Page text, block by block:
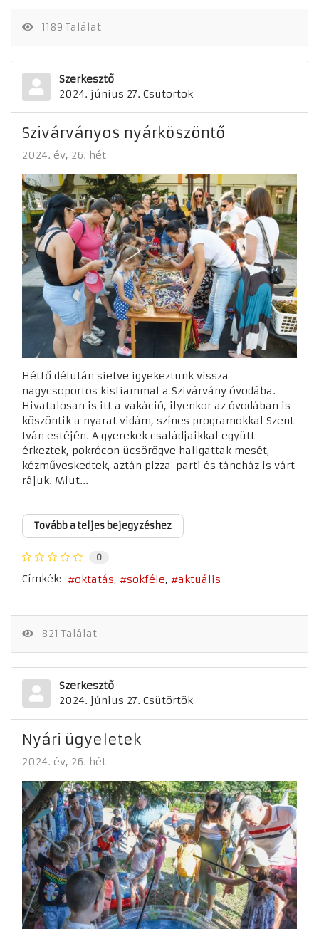
1189 Találat
Szerkesztő
2024. június 27. Csütörtök
Szivárványos nyárköszöntő
2024. év 26. hét
Hétfő délután sietve igyekeztünk vissza
nagycsoportos kisfiammal a Szivárvány óvodába.
Hivatalosan is itt a vakáció, ilyenkor az óvodában is
köszöntik a nyarat vidám, színes programokkal Szent
Iván estéjén. A gyerekek családjaikkal együtt
érkeztek, pokrócon ücsörögve hallgattak mesét,
kézműveskedtek, aztán pizza-parti és táncház is várt
rájuk. Miut...
Tovább a teljes bejegyzéshez
0
Címkék: oktatás sokféle aktuális
821 Találat
Szerkesztő
2024. június 27. Csütörtök
Nyári ügyeletek
2024. év 26. hét